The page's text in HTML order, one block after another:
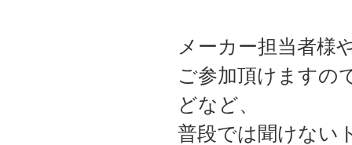
メーカー担当者様
ご参加頂けますの
どなど、
普段では聞けない